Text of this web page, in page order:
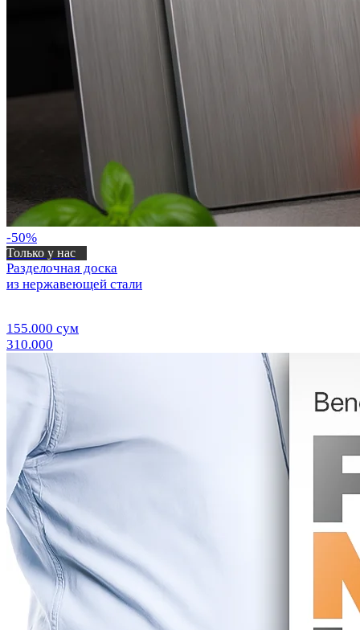
-50%
Только у нас
Разделочная доска
из нержавеющей стали
155.000 сум
310.000